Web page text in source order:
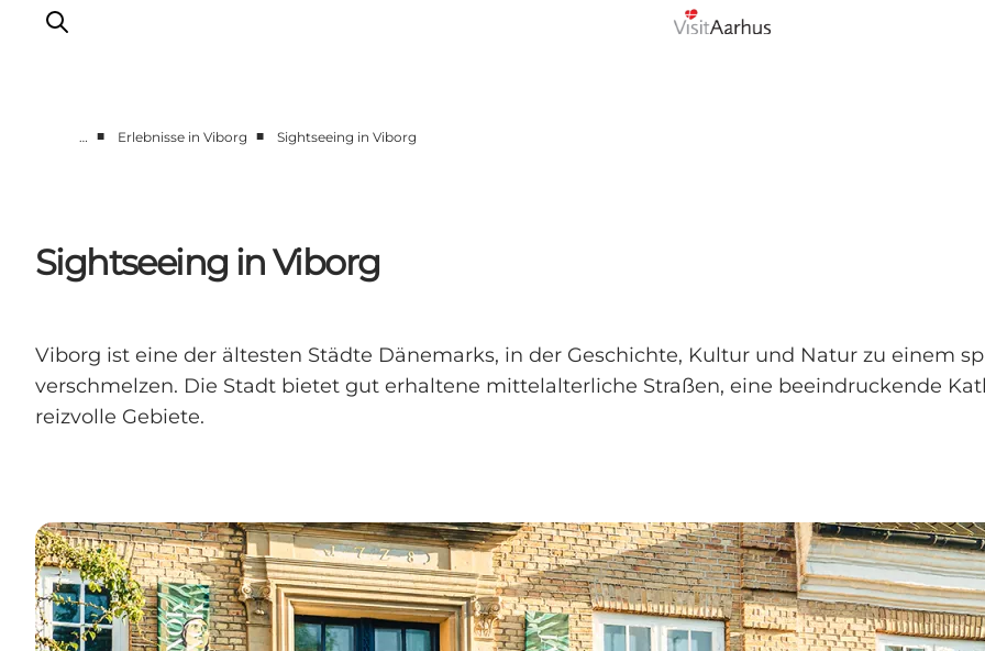
Djursland
Randers
Viborg
Favrskov
… ■ Erlebnisse in Viborg ■ Sightseeing in Viborg
Sightseeing in Viborg
Viborg ist eine der ältesten Städte Dänemarks, in der Geschichte, Kultur und Natur zu einem
verschmelzen. Die Stadt bietet gut erhaltene mittelalterliche Straßen, eine beeindruckende
reizvolle Gebiete.